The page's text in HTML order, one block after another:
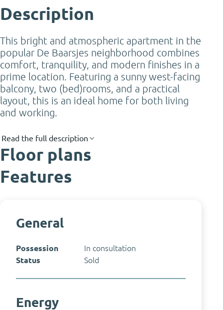
Description
This bright and atmospheric apartment in the
popular De Baarsjes neighborhood combines
comfort, tranquility, and modern finishes in a
prime location. Featuring a sunny west-facing
balcony, two (bed)rooms, and a practical
layout, this is an ideal home for both living
and working.
Read the full description
Floor plans
Features
General
Possession
In consultation
Status
Sold
Energy